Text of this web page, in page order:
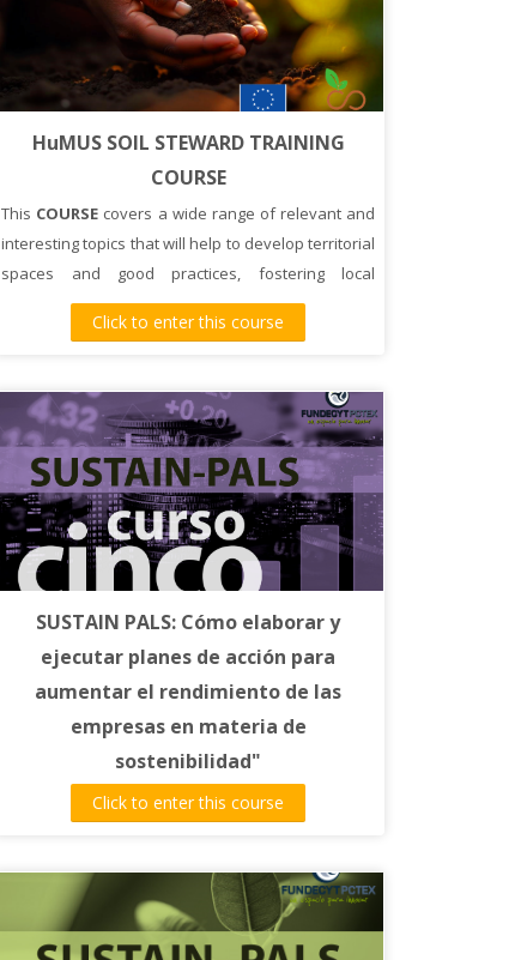
HuMUS SOIL STEWARD TRAINING
COURSE
This COURSE covers a wide range of relevant and
interesting topics that will help to develop territorial
spaces and good practices, fostering local
dialogues onSOILhealth and management.
Click to enter this course
SUSTAIN PALS: Cómo elaborar y
ejecutar planes de acción para
aumentar el rendimiento de las
empresas en materia de
sostenibilidad"
El objetivo del curso es el de: "Aprender a
elaborar y ejecutar planes de acción a
sostenibilidad de la empresa, la
identificación de prioridades y definición
de acciones de mejora”.
Click to enter this course